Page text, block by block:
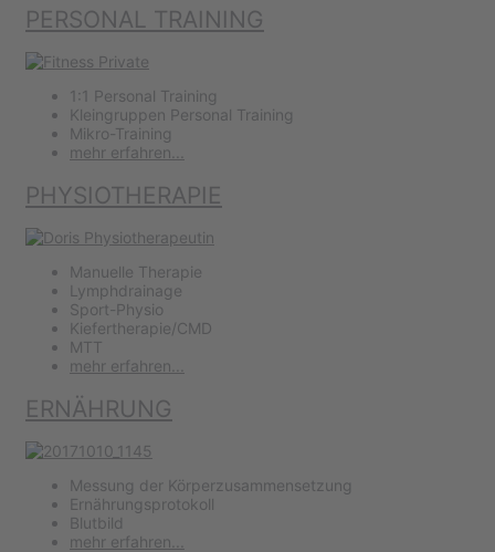
PERSONAL TRAINING
1:1 Personal Training
Kleingruppen Personal Training
Mikro-Training
mehr erfahren...
PHYSIOTHERAPIE
Manuelle Therapie
Lymphdrainage
Sport-Physio
Kiefertherapie/CMD
MTT
mehr erfahren...
ERNÄHRUNG
Messung der Körperzusammensetzung
Ernährungsprotokoll
Blutbild
mehr erfahren...